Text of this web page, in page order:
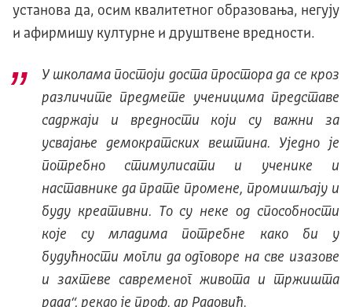
установа да, осим квалитетног образовања, негују
и афирмишу културне и друштвене вредности.
У школама постоји доста простора да се кроз
различите предмете ученицима представе
садржаји и вредности који су важни за
усвајање демократских вештина. Уједно је
потребно стимулисати и ученике и
наставнике да прате промене, промишљају и
буду креативни. То су неке од способности
које су младима потребне како би у
будућности могли да одговоре на све изазове
и захтеве савременог живота и тржишта
рада“, рекао је проф. др Радовић.